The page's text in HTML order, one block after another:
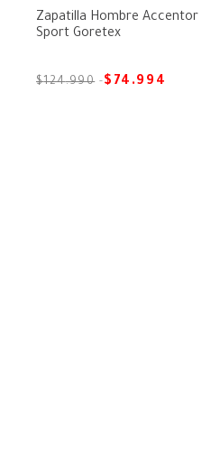
Zapatilla Hombre Accentor
Sport Goretex
$124.990 $ 74 .994